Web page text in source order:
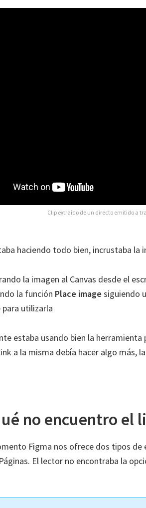
Clip extraído de un directo emitido a
haciendo todo bien, incrustaba
la imagen al Canvas desde el
la función Place image siguiendo
utilizarla
estaba usando bien la
a la misma debía hacer algo más,
no encuentro el
Figma nos ofrece dos tipos de
El lector no encontraba la